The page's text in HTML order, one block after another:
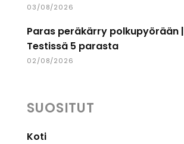
03/08/2026
Paras peräkärry polkupyörään |
Testissä 5 parasta
02/08/2026
SUOSITUT
Koti